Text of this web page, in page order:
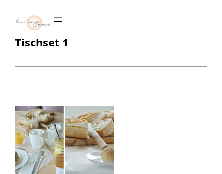
Inhalt
springen
Tischset 1